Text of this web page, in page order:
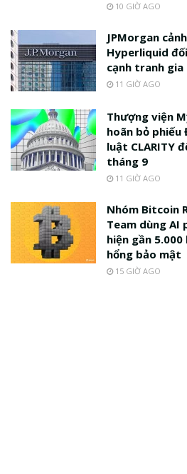
10 GIỜ AGO
JPMorgan
Hyperliquid
cạnh tranh
11 GIỜ AGO
Thượng viện
hoãn bỏ phiếu
luật CLARITY
tháng 9
11 GIỜ AGO
Nhóm Bitcoin
Team dùng AI
hiện gần 5.000
hổng bảo mật
15 GIỜ AGO